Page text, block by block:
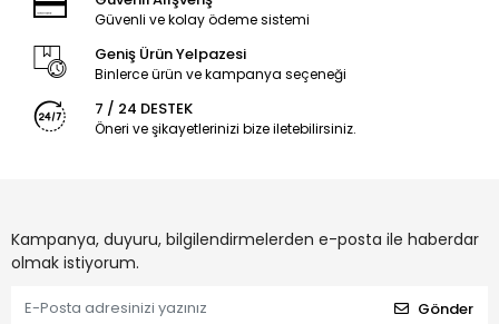
Güvenli ve kolay ödeme sistemi
Geniş Ürün Yelpazesi
Binlerce ürün ve kampanya seçeneği
7 / 24 DESTEK
Öneri ve şikayetlerinizi bize iletebilirsiniz.
Kampanya, duyuru, bilgilendirmelerden e-posta ile haberdar
olmak istiyorum.
Gönder